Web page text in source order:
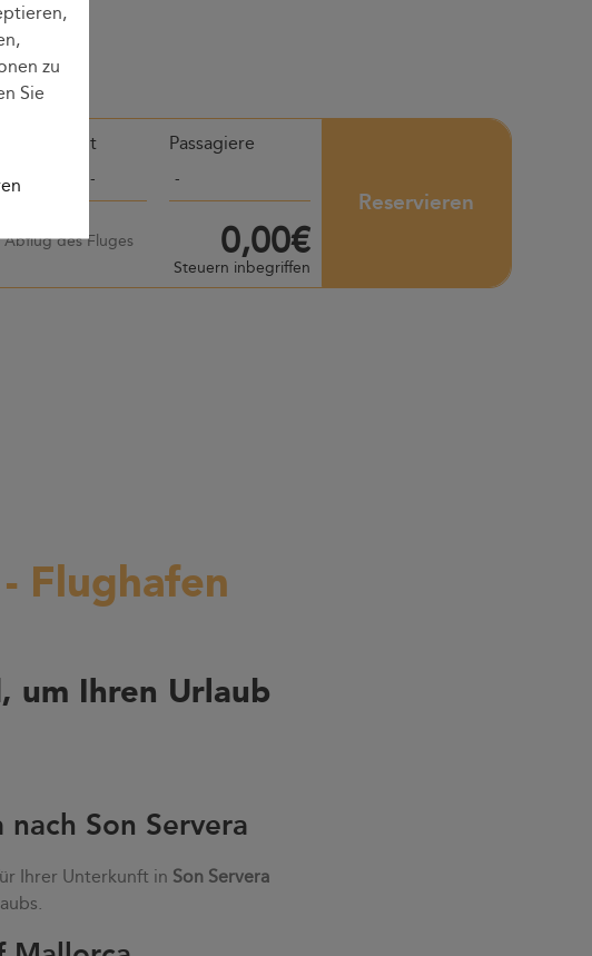
Rundenzeit Passagiere
des Fluges
0,00€
Steuern inbegriffen
Reservieren
Flughafen
um Ihren Urlaub
Son Servera
Ihrer Unterkunft in Son Servera
zu
Sie